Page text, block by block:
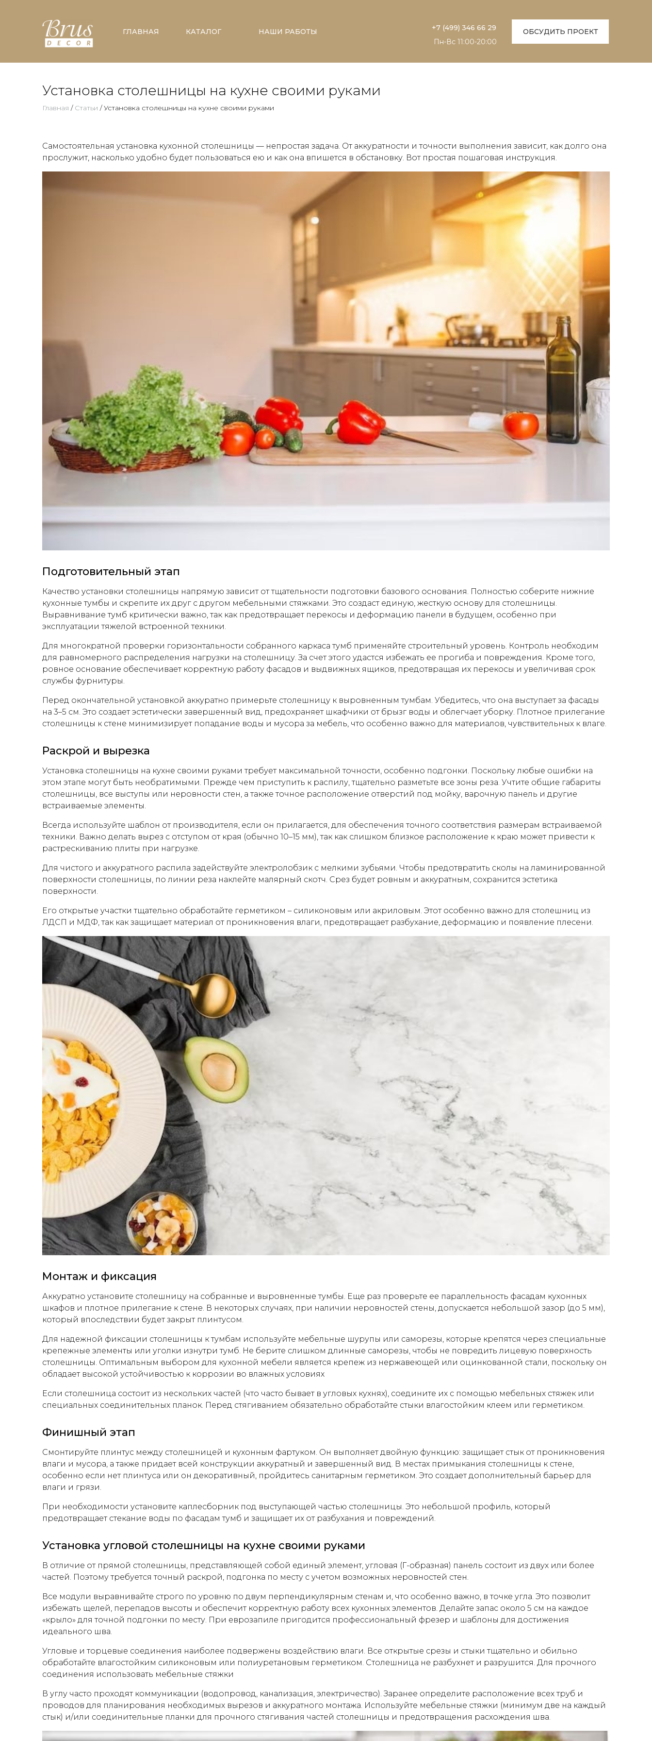
+7 (499) 346 66 29 ОБСУДИТЬ ПРОЕКТ
ГЛАВНАЯ КАТАЛОГ
НАШИ РАБОТЫ
Пн-Вc 11:00-20:00
Установка столешницы на кухне своими руками
Главная / Статьи / Установка столешницы на кухне своими руками
Самостоятельная установка кухонной столешницы — непростая задача. От аккуратности и точности выполнения зависит, как долго она
прослужит, насколько удобно будет пользоваться ею и как она впишется в обстановку. Вот простая пошаговая инструкция.
Подготовительный этап
Качество установки столешницы напрямую зависит от тщательности подготовки базового основания. Полностью соберите нижние
кухонные тумбы и скрепите их друг с другом мебельными стяжками. Это создаст единую, жесткую основу для столешницы.
Выравнивание тумб критически важно, так как предотвращает перекосы и деформацию панели в будущем, особенно при
эксплуатации тяжелой встроенной техники.
Для многократной проверки горизонтальности собранного каркаса тумб применяйте строительный уровень. Контроль необходим
для равномерного распределения нагрузки на столешницу. За счет этого удастся избежать ее прогиба и повреждения. Кроме того,
ровное основание обеспечивает корректную работу фасадов и выдвижных ящиков, предотвращая их перекосы и увеличивая срок
службы фурнитуры.
Перед окончательной установкой аккуратно примерьте столешницу к выровненным тумбам. Убедитесь, что она выступает за фасады
на 3–5 см. Это создает эстетически завершенный вид, предохраняет шкафчики от брызг воды и облегчает уборку. Плотное прилегание
столешницы к стене минимизирует попадание воды и мусора за мебель, что особенно важно для материалов, чувствительных к влаге.
Раскрой и вырезка
Установка столешницы на кухне своими руками требует максимальной точности, особенно подгонки. Поскольку любые ошибки на
этом этапе могут быть необратимыми. Прежде чем приступить к распилу, тщательно разметьте все зоны реза. Учтите общие габариты
столешницы, все выступы или неровности стен, а также точное расположение отверстий под мойку, варочную панель и другие
встраиваемые элементы.
Всегда используйте шаблон от производителя, если он прилагается, для обеспечения точного соответствия размерам встраиваемой
техники. Важно делать вырез с отступом от края (обычно 10–15 мм), так как слишком близкое расположение к краю может привести к
растрескиванию плиты при нагрузке.
Для чистого и аккуратного распила задействуйте электролобзик с мелкими зубьями. Чтобы предотвратить сколы на ламинированной
поверхности столешницы, по линии реза наклейте малярный скотч. Срез будет ровным и аккуратным, сохранится эстетика
поверхности.
Его открытые участки тщательно обработайте герметиком – силиконовым или акриловым. Этот особенно важно для столешниц из
ЛДСП и МДФ, так как защищает материал от проникновения влаги, предотвращает разбухание, деформацию и появление плесени.
Монтаж и фиксация
Аккуратно установите столешницу на собранные и выровненные тумбы. Еще раз проверьте ее параллельность фасадам кухонных
шкафов и плотное прилегание к стене. В некоторых случаях, при наличии неровностей стены, допускается небольшой зазор (до 5 мм),
который впоследствии будет закрыт плинтусом.
Для надежной фиксации столешницы к тумбам используйте мебельные шурупы или саморезы, которые крепятся через специальные
крепежные элементы или уголки изнутри тумб. Не берите слишком длинные саморезы, чтобы не повредить лицевую поверхность
столешницы. Оптимальным выбором для кухонной мебели является крепеж из нержавеющей или оцинкованной стали, поскольку он
обладает высокой устойчивостью к коррозии во влажных условиях
Если столешница состоит из нескольких частей (что часто бывает в угловых кухнях), соедините их с помощью мебельных стяжек или
специальных соединительных планок. Перед стягиванием обязательно обработайте стыки влагостойким клеем или герметиком.
Финишный этап
Смонтируйте плинтус между столешницей и кухонным фартуком. Он выполняет двойную функцию: защищает стык от проникновения
влаги и мусора, а также придает всей конструкции аккуратный и завершенный вид. В местах примыкания столешницы к стене,
особенно если нет плинтуса или он декоративный, пройдитесь санитарным герметиком. Это создает дополнительный барьер для
влаги и грязи.
При необходимости установите каплесборник под выступающей частью столешницы. Это небольшой профиль, который
предотвращает стекание воды по фасадам тумб и защищает их от разбухания и повреждений.
Установка угловой столешницы на кухне своими руками
В отличие от прямой столешницы, представляющей собой единый элемент, угловая (Г-образная) панель состоит из двух или более
частей. Поэтому требуется точный раскрой, подгонка по месту с учетом возможных неровностей стен.
Все модули выравнивайте строго по уровню по двум перпендикулярным стенам и, что особенно важно, в точке угла. Это позволит
избежать щелей, перепадов высоты и обеспечит корректную работу всех кухонных элементов. Делайте запас около 5 см на каждое
«крыло» для точной подгонки по месту. При еврозапиле пригодится профессиональный фрезер и шаблоны для достижения
идеального шва.
Угловые и торцевые соединения наиболее подвержены воздействию влаги. Все открытые срезы и стыки тщательно и обильно
обработайте влагостойким силиконовым или полиуретановым герметиком. Столешница не разбухнет и разрушится. Для прочного
соединения использовать мебельные стяжки
В углу часто проходят коммуникации (водопровод, канализация, электричество). Заранее определите расположение всех труб и
проводов для планирования необходимых вырезов и аккуратного монтажа. Используйте мебельные стяжки (минимум две на каждый
стык) и/или соединительные планки для прочного стягивания частей столешницы и предотвращения расхождения шва.